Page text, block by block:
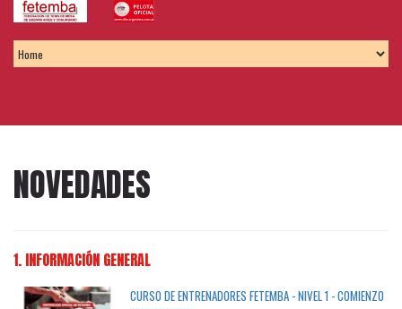
NOVEDADES
1. INFORMACIÓN GENERAL
CURSO DE ENTRENADORES FETEMBA - NIVEL 1 - COMIENZO